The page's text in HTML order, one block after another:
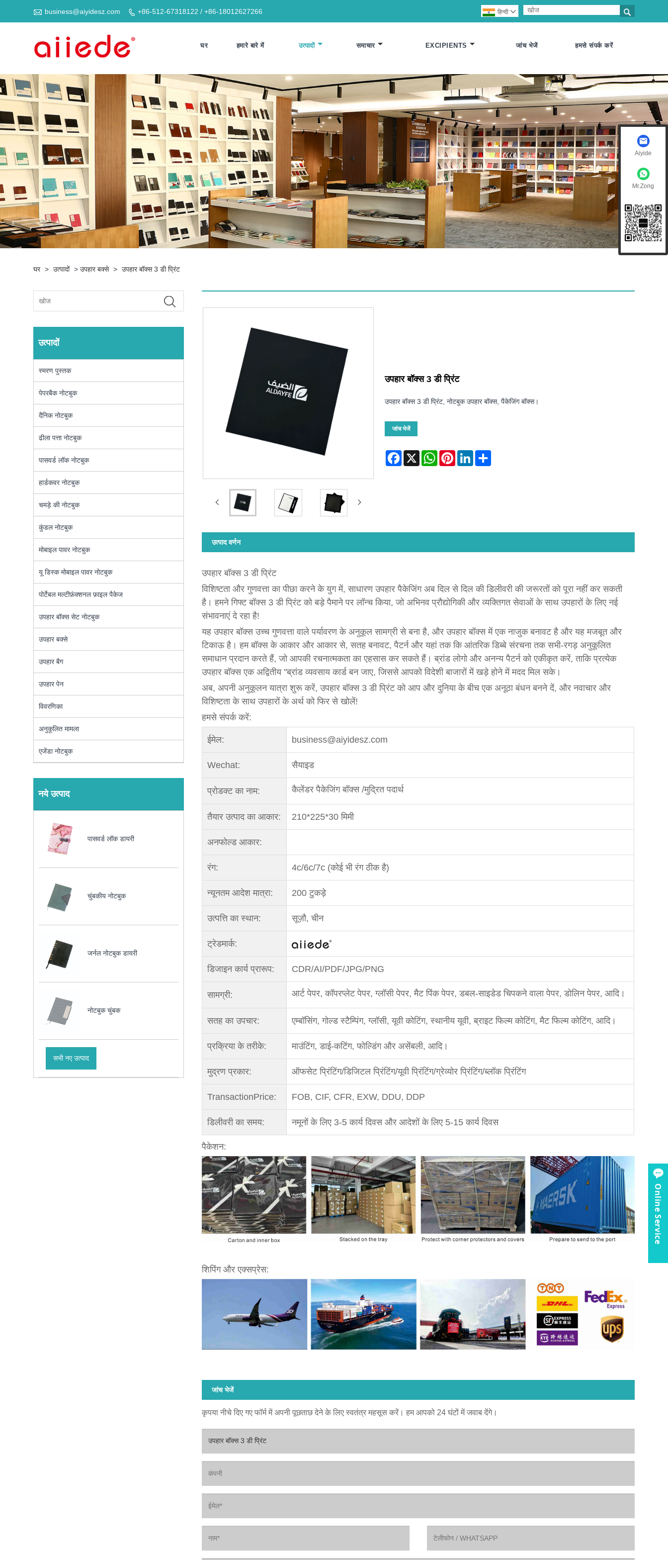
 business@aiyidesz.com  +86-512-67318122 / +86-18012627266 
हिन्दी 
घर हमारे बारे में उत्पादों समाचार EXCIPIENTS जांच भेजें हमसे संपर्क करें
घर > उत्पादों >उपहार बक्से > उपहार बॉक्स 3 डी प्रिंट
उत्पादों
स्मरण पुस्तक
पेपरबैक नोटबुक
दैनिक नोटबुक
ढीला पत्ता नोटबुक
पासवर्ड लॉक नोटबुक
हार्डकवर नोटबुक
चमड़े की नोटबुक
कुंडल नोटबुक
मोबाइल पावर नोटबुक
यू डिस्क मोबाइल पावर नोटबुक
पोर्टेबल मल्टीफ़ंक्शनल फ़ाइल पैकेज
उपहार बॉक्स सेट नोटबुक
उपहार बक्से
उपहार बैग
उपहार पेन
विवरणिका
अनुकूलित मामला
एजेंडा नोटबुक
नये उत्पाद
पासवर्ड लॉक डायरी
चुंबकीय नोटबुक
जर्नल नोटबुक डायरी
नोटबुक चुंबक
सभी नए उत्पाद
उपहार बॉक्स 3 डी प्रिंट
उपहार बॉक्स 3 डी प्रिंट, नोटबुक उपहार बॉक्स, पैकेजिंग बॉक्स।
जांच भेजें
Facebook
X WhatsAppPinterestLinkedInShare
उत्पाद वर्णन
उपहार बॉक्स 3 डी प्रिंट
विशिष्टता और गुणवत्ता का पीछा करने के युग में, साधारण उपहार पैकेजिंग अब दिल से दिल की डिलीवरी की जरूरतों को पूरा नहीं कर सकती
है। हमने गिफ्ट बॉक्स 3 डी प्रिंट को बड़े पैमाने पर लॉन्च किया, जो अभिनव प्रौद्योगिकी और व्यक्तिगत सेवाओं के साथ उपहारों के लिए नई
संभावनाएं दे रहा है!
यह उपहार बॉक्स उच्च गुणवत्ता वाले पर्यावरण के अनुकूल सामग्री से बना है, और उपहार बॉक्स में एक नाजुक बनावट है और यह मजबूत और
टिकाऊ है। हम बॉक्स के आकार और आकार से, सतह बनावट, पैटर्न और यहां तक कि आंतरिक डिब्बे संरचना तक सभी-रगड़ अनुकूलित
समाधान प्रदान करते हैं, जो आपकी रचनात्मकता का एहसास कर सकते हैं। ब्रांड लोगो और अनन्य पैटर्न को एकीकृत करें, ताकि प्रत्येक
उपहार बॉक्स एक अद्वितीय "ब्रांड व्यवसाय कार्ड बन जाए, जिससे आपको विदेशी बाजारों में खड़े होने में मदद मिल सके।
अब, अपनी अनुकूलन यात्रा शुरू करें, उपहार बॉक्स 3 डी प्रिंट को आप और दुनिया के बीच एक अनूठा बंधन बनने दें, और नवाचार और
विशिष्टता के साथ उपहारों के अर्थ को फिर से खोलें!
हमसे संपर्क करें:
ईमेल: business@aiyidesz.com
Wechat: सैयाइड
प्रोडक्ट का नाम: कैलेंडर पैकेजिंग बॉक्स /मुद्रित पदार्थ
तैयार उत्पाद का आकार: 210*225*30 मिमी
अनफोल्ड आकार:
रंग: 4c/6c/7c (कोई भी रंग ठीक है)
न्यूनतम आदेश मात्रा: 200 टुकड़े
उत्पत्ति का स्थान: सूज़ौ, चीन
ट्रेडमार्क:
डिजाइन कार्य प्रारूप: CDR/AI/PDF/JPG/PNG
सामग्री: आर्ट पेपर, कॉपरप्लेट पेपर, ग्लॉसी पेपर, मैट पिंक पेपर, डबल-साइडेड चिपकने वाला पेपर, डोलिन पेपर, आदि।
सतह का उपचार: एम्बॉसिंग, गोल्ड स्टैम्पिंग, ग्लॉसी, यूवी कोटिंग, स्थानीय यूवी, ब्राइट फिल्म कोटिंग, मैट फिल्म कोटिंग, आदि।
प्रक्रिया के तरीके: माउंटिंग, डाई-कटिंग, फोल्डिंग और असेंबली, आदि।
मुद्रण प्रकार: ऑफसेट प्रिंटिंग/डिजिटल प्रिंटिंग/यूवी प्रिंटिंग/ग्रेव्योर प्रिंटिंग/ब्लॉक प्रिंटिंग
TransactionPrice: FOB, CIF, CFR, EXW, DDU, DDP
डिलीवरी का समय: नमूनों के लिए 3-5 कार्य दिवस और आदेशों के लिए 5-15 कार्य दिवस
पैकेशन:
शिपिंग और एक्सप्रेस:
जांच भेजें
कृपया नीचे दिए गए फॉर्म में अपनी पूछताछ देने के लिए स्वतंत्र महसूस करें। हम आपको 24 घंटों में जवाब देंगे।
Aiyide
Mr.Zong
Online Service